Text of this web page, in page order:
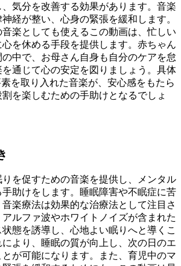
、気分を改善する効果があります。音楽
経が整い、心身の緊張を緩和します。
楽としても使えるこの動画は、忙しい
を休める手段を提供します。赤ちゃん
中で、お母さん自身も自分のケアを怠
通じて心の安定を図りましょう。具体
を取り入れた音楽が、安心感をもたら
を楽しむための手助けとなるでしょ
を促すための音楽を提供し、メンタル
助けをします。睡眠障害や不眠症に苦
楽療法は効果的な治療法として注目さ
ルファ波やホワイトノイズが含まれた
態を誘導し、心地よい眠りへと導くこ
より、睡眠の質が向上し、次の日のエ
が可能になります。また、育児中のマ